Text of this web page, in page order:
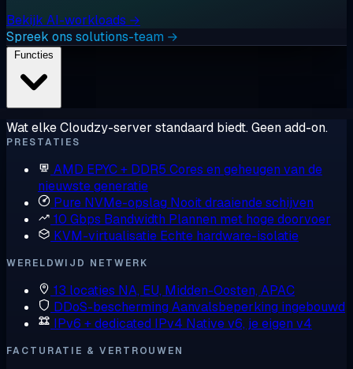
Bekijk AI-workloads →
Spreek ons solutions-team →
Wat elke Cloudzy-server standaard biedt. Geen add-on.
PRESTATIES
AMD EPYC + DDR5 Cores en geheugen van de
nieuwste generatie
Pure NVMe-opslag Nooit draaiende schijven
10 Gbps Bandwidth Plannen met hoge doorvoer
KVM-virtualisatie Echte hardware-isolatie
WERELDWIJD NETWERK
13 locaties NA, EU, Midden-Oosten, APAC
DDoS-bescherming Aanvalsbeperking ingebouwd
IPv6 + dedicated IPv4 Native v6, je eigen v4
FACTURATIE & VERTROUWEN